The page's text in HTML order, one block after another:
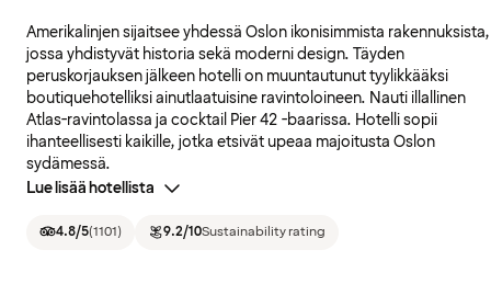
Amerikalinjen sijaitsee yhdessä Oslon ikonisimmista rakennuksista,
jossa yhdistyvät historia sekä moderni design. Täyden
peruskorjauksen jälkeen hotelli on muuntautunut tyylikkääksi
boutiquehotelliksi ainutlaatuisine ravintoloineen. Nauti illallinen
Atlas-ravintolassa ja cocktail Pier 42 -baarissa. Hotelli sopii
ihanteellisesti kaikille, jotka etsivät upeaa majoitusta Oslon
sydämessä.
Lue lisää hotellista
4.8/5(1101) 9.2/10Sustainability rating